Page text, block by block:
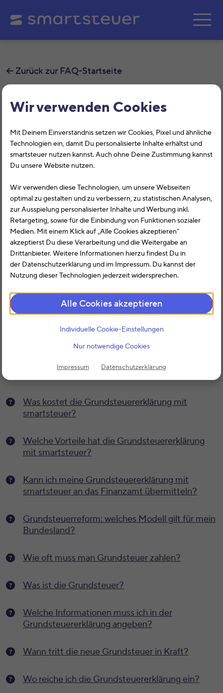
Wir verwenden Cookies
Mit Deinem Einverständnis setzen wir Cookies, Pixel und ähnliche
Technologien ein, damit Du personalisierte Inhalte erhältst und
smartsteuer nutzen kannst. Auch ohne Deine Zustimmung kannst
Du unsere Website nutzen.
Wir verwenden diese Technologien, um unsere Webseiten
optimal zu gestalten und zu verbessern, zu statistischen Analysen,
zur Ausspielung personalisierter Inhalte und Werbung inkl.
Retargeting, sowie für die Einbindung von Funktionen sozialer
Medien. Mit einem Klick auf „Alle Cookies akzeptieren“
akzeptierst Du diese Verarbeitung und die Weitergabe an
Drittanbieter. Weitere Informationen hierzu findest Du in
der Datenschutzerklärung und im Impressum. Du kannst der
Nutzung dieser Technologien jederzeit widersprechen.
Alle Cookies akzeptieren
Individuelle Cookie-Einstellungen
Nur notwendige Cookies
Impressum Datenschutzerklärung
Zum Hauptinhalt
Zurück zur FAQ-Startseite
Grundsteuer
Kann ich mit smartsteuer auch die
Grundsteuererklärung für land- und
forstwirtschaftliche Flächen erledigen?
Wer oder was ist fino?
Muss ich für die Grundsteuererklärung bezahlen,
auch wenn ich schon für die „normale
Steuererklärung“ bezahlt habe?
schnell und einfach selbst erledigen?
Wo finde ich die Grundsteuererklärung bei
Muss ich mich für die Grundsteuererklärung bei
Was kostet die Grundsteuererklärung mit
smartsteuer?
Welche Vorteile hat die Grundsteuererklärung
mit smartsteuer?
Kann ich meine Grundsteuererklärung mit
smartsteuer an das Finanzamt übermitteln?
Grundsteuerreform: welches Modell gilt für mein
Bundesland?
Wie oft muss man Grundsteuer zahlen?
Was ist die Grundsteuer?
Welche Informationen muss ich in der
Grundsteuererklärung angeben?
Wann tritt die neue Grundsteuer in Kraft?
Wo reiche ich die Grundsteuererklärung ein?